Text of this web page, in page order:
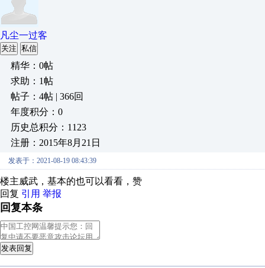
凡尘一过客
关注 私信
精华：0帖
求助：1帖
帖子：4帖 | 366回
年度积分：0
历史总积分：1123
注册：2015年8月21日
发表于：2021-08-19 08:43:39
楼主威武，基本的也可以看看，赞
回复 引用 举报
回复本条
发表回复